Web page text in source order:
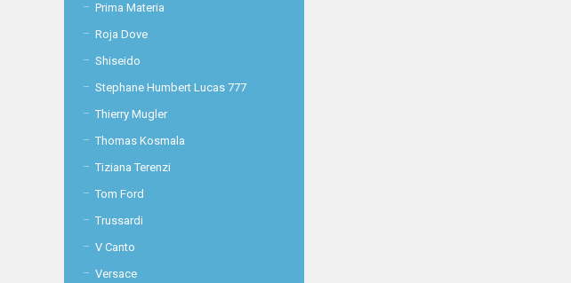
Prima Materia
Roja Dove
Shiseido
Stephane Humbert Lucas 777
Thierry Mugler
Thomas Kosmala
Tiziana Terenzi
Tom Ford
Trussardi
V Canto
Versace